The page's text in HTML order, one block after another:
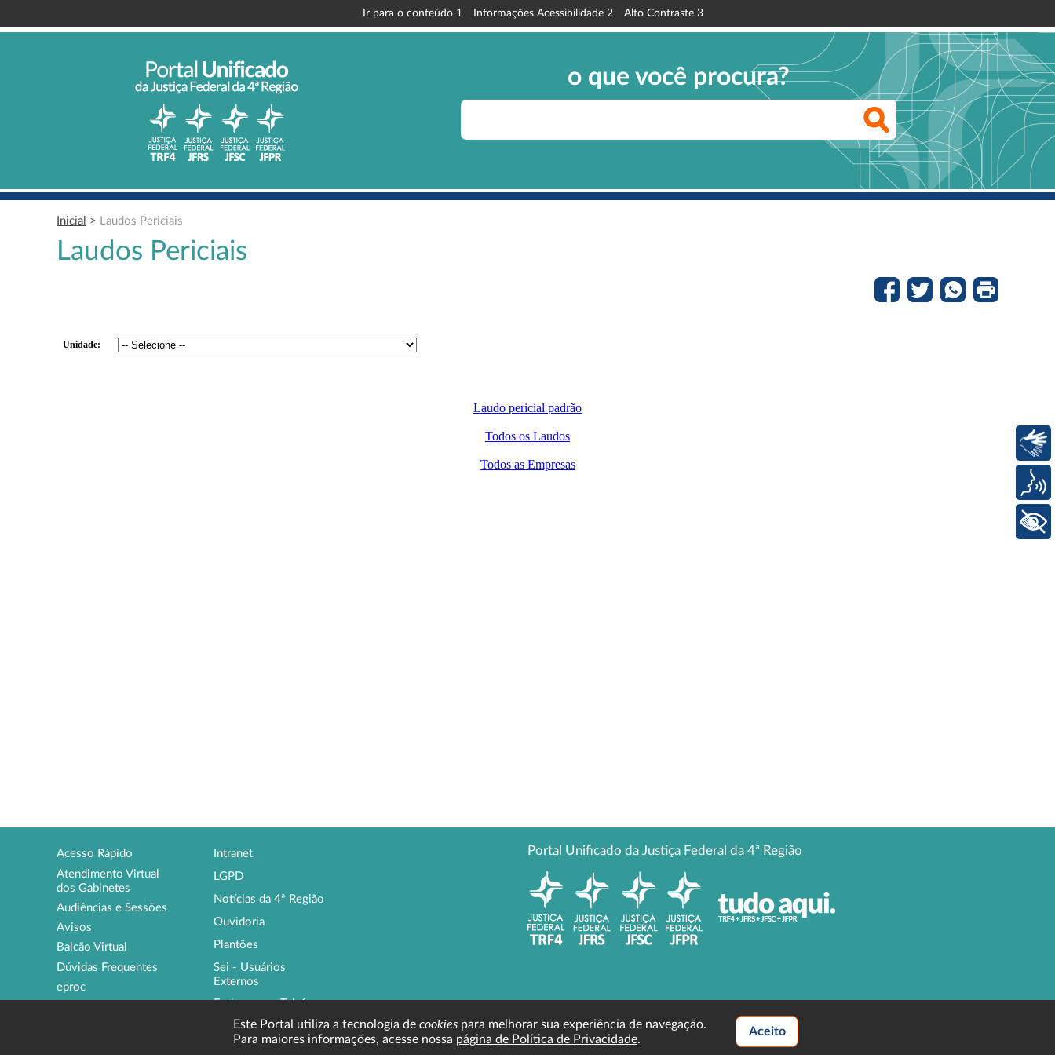
Ir para o conteúdo 1 Informações Acessibilidade 2 Alto Contraste 3
o que você procura?
Inicial > Laudos Periciais
Laudos Periciais
Acesso Rápido
Atendimento Virtual
dos Gabinetes
Audiências e Sessões
Avisos
Balcão Virtual
Dúvidas Frequentes
eproc
Intranet
LGPD
Notícias da 4ª Região
Ouvidoria
Plantões
Sei - Usuários
Externos
Endereços e Telefones
Portal Unificado da Justiça Federal da 4ª Região
Este Portal utiliza a tecnologia de cookies para melhorar sua experiência de navegação.
Para maiores informações, acesse nossa página de Política de Privacidade.